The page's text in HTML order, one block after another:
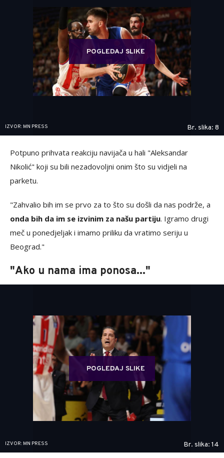
POGLEDAJ SLIKE
IZVOR: MN PRESS Br. slika: 8
Potpuno prihvata reakciju navijača u hali "Aleksandar
Nikolić" koji su bili nezadovoljni onim što su vidjeli na
parketu.
"Zahvalio bih im se prvo za to što su došli da nas podrže, a
onda bih da im se izvinim za našu partiju. Igramo drugi
meč u ponedjeljak i imamo priliku da vratimo seriju u
Beograd."
"Ako u nama ima ponosa..."
POGLEDAJ SLIKE
IZVOR: MN PRESS Br. slika: 14